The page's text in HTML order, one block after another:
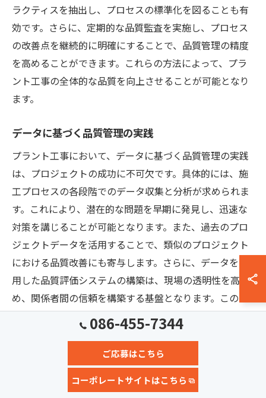
ラクティスを抽出し、プロセスの標準化を図ることも有
効です。さらに、定期的な品質監査を実施し、プロセス
の改善点を継続的に明確にすることで、品質管理の精度
を高めることができます。これらの方法によって、プラ
ント工事の全体的な品質を向上させることが可能となり
ます。
データに基づく品質管理の実践
プラント工事において、データに基づく品質管理の実践
は、プロジェクトの成功に不可欠です。具体的には、施
工プロセスの各段階でのデータ収集と分析が求められま
す。これにより、潜在的な問題を早期に発見し、迅速な
対策を講じることが可能となります。また、過去のプロ
ジェクトデータを活用することで、類似のプロジェクト
における品質改善にも寄与します。さらに、データを活
用した品質評価システムの構築は、現場の透明性を高
め、関係者間の信頼を構築する基盤となります。このよ
うなデータ駆動型のアプローチにより、計画から実施、
フィードバックまでの一貫した品質管理が実現されるの
品質向上を支える技術革新
086-455-7344
ご応募はこちら
コーポレートサイトはこちら